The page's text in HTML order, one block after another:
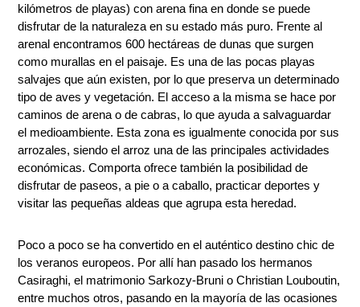
kilómetros de playas) con arena fina en donde se puede
disfrutar de la naturaleza en su estado más puro. Frente al
arenal encontramos 600 hectáreas de dunas que surgen
como murallas en el paisaje. Es una de las pocas playas
salvajes que aún existen, por lo que preserva un determinado
tipo de aves y vegetación. El acceso a la misma se hace por
caminos de arena o de cabras, lo que ayuda a salvaguardar
el medioambiente. Esta zona es igualmente conocida por sus
arrozales, siendo el arroz una de las principales actividades
económicas. Comporta ofrece también la posibilidad de
disfrutar de paseos, a pie o a caballo, practicar deportes y
visitar las pequeñas aldeas que agrupa esta heredad.
Poco a poco se ha convertido en el auténtico destino chic de
los veranos europeos. Por allí han pasado los hermanos
Casiraghi, el matrimonio Sarkozy-Bruni o Christian Louboutin,
entre muchos otros, pasando en la mayoría de las ocasiones